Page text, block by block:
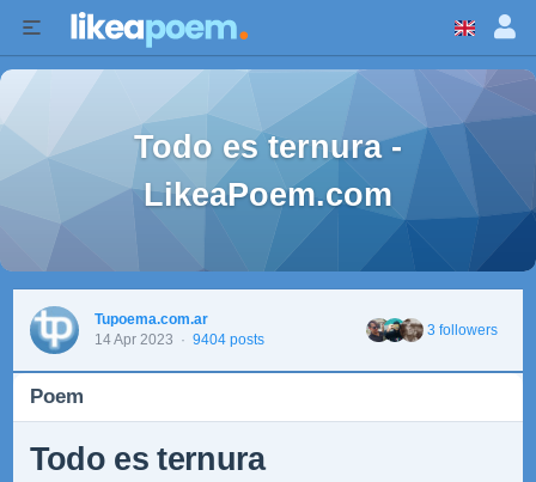
Todo es ternura -
LikeaPoem.com
Tupoema.com.ar
14 Apr 2023 · 9404 posts
3 followers
Poem
Todo es ternura